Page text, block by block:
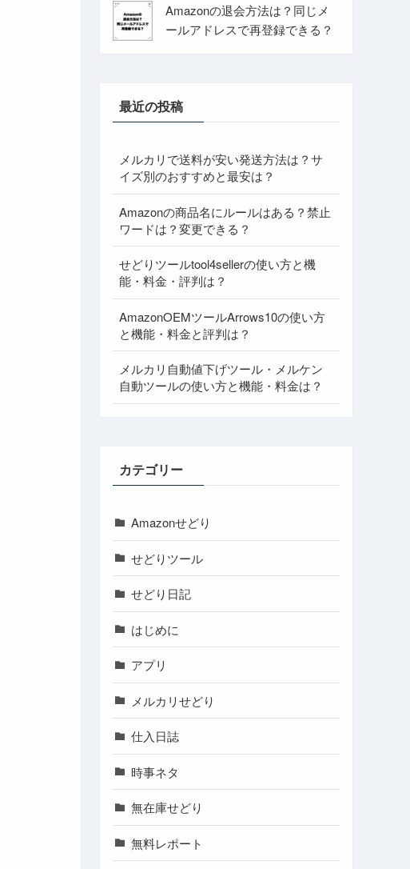
Amazonの退会方法は？同じメ
ールアドレスで再登録できる？
最近の投稿
メルカリで送料が安い発送方法は？サ
イズ別のおすすめと最安は？
Amazonの商品名にルールはある？禁止
ワードは？変更できる？
せどりツールtool4sellerの使い方と機
能・料金・評判は？
AmazonOEMツールArrows10の使い方
と機能・料金と評判は？
メルカリ自動値下げツール・メルケン
自動ツールの使い方と機能・料金は？
カテゴリー
Amazonせどり
せどりツール
せどり日記
はじめに
アプリ
メルカリせどり
仕入日誌
時事ネタ
無在庫せどり
無料レポート